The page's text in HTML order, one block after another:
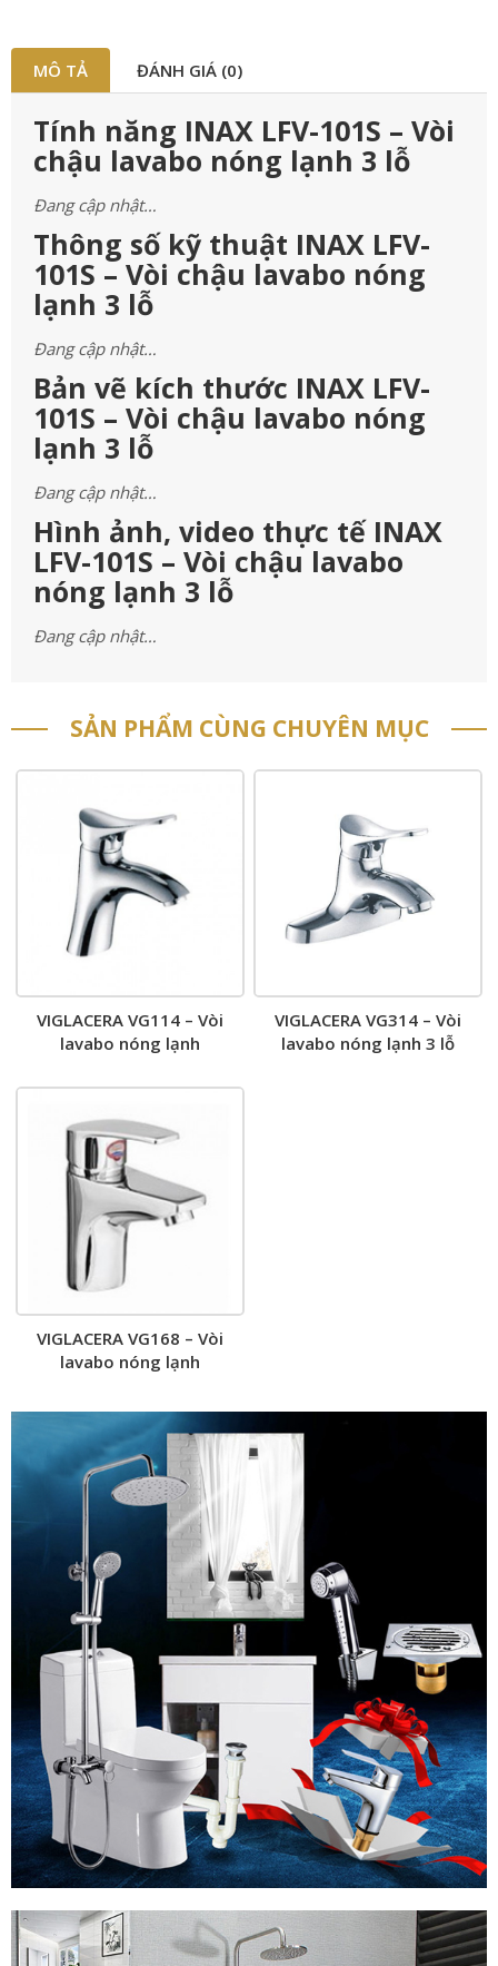
MÔ TẢ ĐÁNH GIÁ (0)
Tính năng INAX LFV-101S – Vòi
chậu lavabo nóng lạnh 3 lỗ
Đang cập nhật…
Thông số kỹ thuật INAX LFV-
101S – Vòi chậu lavabo nóng
lạnh 3 lỗ
Đang cập nhật…
Bản vẽ kích thước INAX LFV-
101S – Vòi chậu lavabo nóng
lạnh 3 lỗ
Đang cập nhật…
Hình ảnh, video thực tế INAX
LFV-101S – Vòi chậu lavabo
nóng lạnh 3 lỗ
Đang cập nhật…
SẢN PHẨM CÙNG CHUYÊN MỤC
VIGLACERA VG114 – Vòi
lavabo nóng lạnh
VIGLACERA VG314 – Vòi
lavabo nóng lạnh 3 lỗ
VIGLACERA VG168 – Vòi
lavabo nóng lạnh